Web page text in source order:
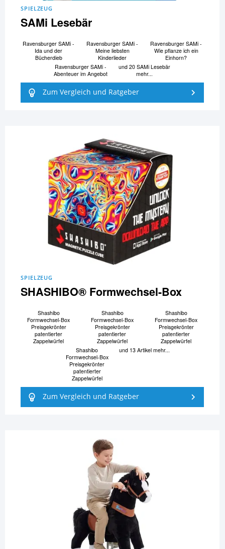
SPIELZEUG
SAMi Lesebär
Ravensburger SAMi -
Ida und der
Bücherdieb
Ravensburger SAMi -
Meine liebsten
Kinderlieder
Ravensburger SAMi -
Wie pflanze ich ein
Einhorn?
Ravensburger SAMi -
Abenteuer im Angebot
und 20 SAMi Lesebär
mehr...
Zum Vergleich und Ratgeber
SPIELZEUG
SHASHIBO® Formwechsel-Box
Shashibo
Formwechsel-Box
Preisgekrönter
patentierter
Zappelwürfel
Shashibo
Formwechsel-Box
Preisgekrönter
patentierter
Zappelwürfel
Shashibo
Formwechsel-Box
Preisgekrönter
patentierter
Zappelwürfel
Shashibo
Formwechsel-Box
Preisgekrönter
patentierter
Zappelwürfel
und 13 Artikel mehr...
Zum Vergleich und Ratgeber